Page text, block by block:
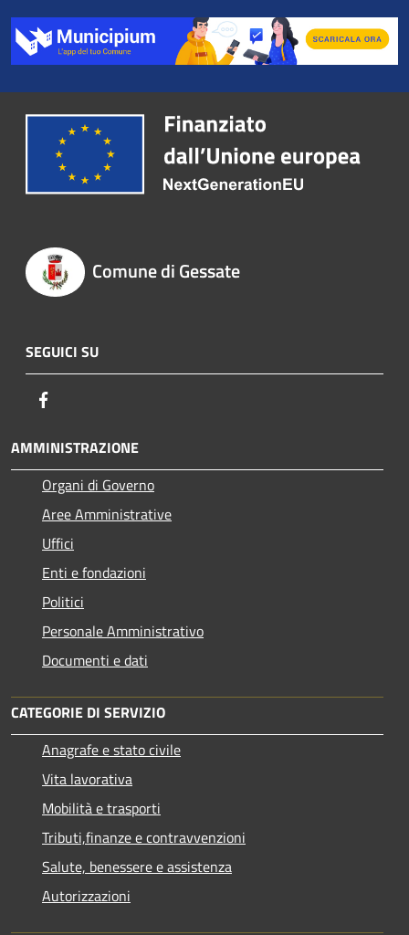
Comune di Gessate
SEGUICI SU
AMMINISTRAZIONE
Organi di Governo
Aree Amministrative
Uffici
Enti e fondazioni
Politici
Personale Amministrativo
Documenti e dati
CATEGORIE DI SERVIZIO
Anagrafe e stato civile
Vita lavorativa
Mobilità e trasporti
Tributi,finanze e contravvenzioni
Salute, benessere e assistenza
Autorizzazioni